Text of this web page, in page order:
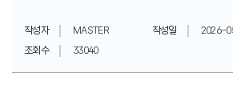
작성자 MASTER 작성일
2026-
조회수
33040